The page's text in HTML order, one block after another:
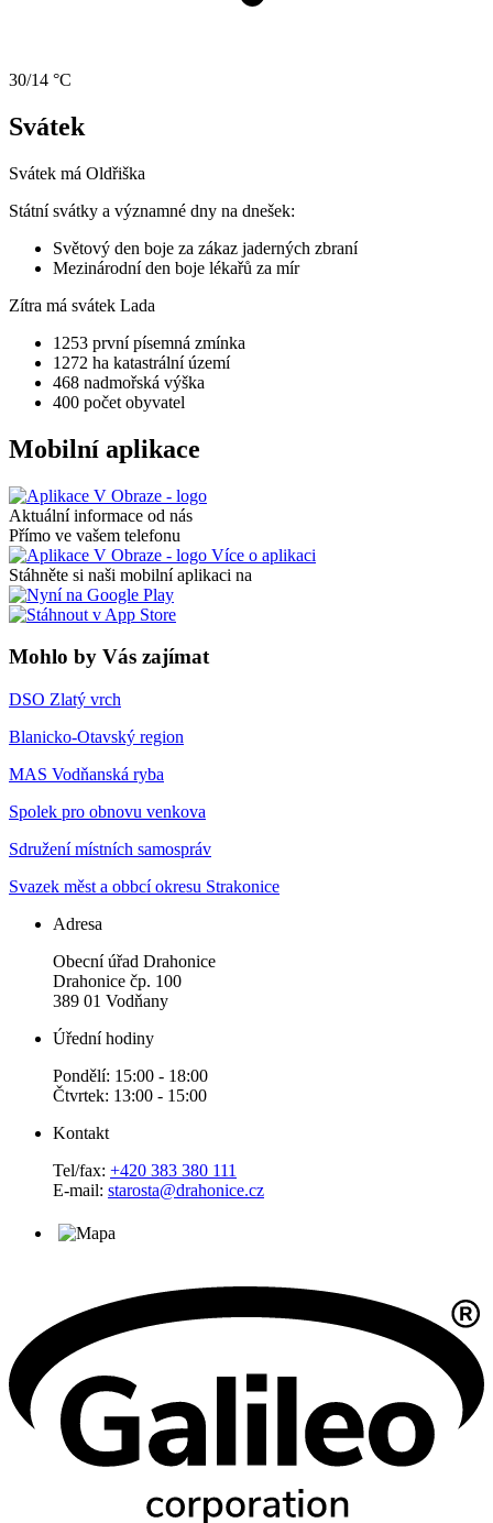
30/14 °C
Svátek
Svátek má Oldřiška
Státní svátky a významné dny na dnešek:
Světový den boje za zákaz jaderných zbraní
Mezinárodní den boje lékařů za mír
Zítra má svátek Lada
1253 první písemná zmínka
1272 ha katastrální území
468 nadmořská výška
400 počet obyvatel
Mobilní aplikace
Aktuální informace od nás
Přímo ve vašem telefonu
Více o aplikaci
Stáhněte si naši mobilní aplikaci na
Mohlo by Vás zajímat
DSO Zlatý vrch
Blanicko-Otavský region
MAS Vodňanská ryba
Spolek pro obnovu venkova
Sdružení místních samospráv
Svazek měst a obbcí okresu Strakonice
Adresa
Obecní úřad Drahonice
Drahonice čp. 100
389 01 Vodňany
Úřední hodiny
Pondělí: 15:00 - 18:00
Čtvrtek: 13:00 - 15:00
Kontakt
Tel/fax: +420 383 380 111
E-mail: starosta@drahonice.cz